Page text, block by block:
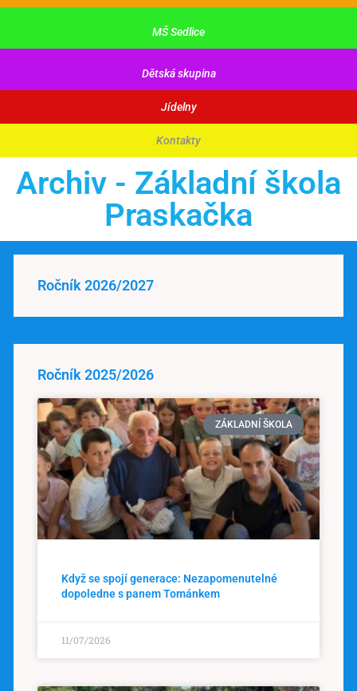
MŠ Sedlice
Dětská skupina
Jídelny
Kontakty
Archiv - Základní škola
Praskačka
Ročník 2026/2027
Ročník 2025/2026
ZÁKLADNÍ ŠKOLA
Když se spojí generace: Nezapomenutelné
dopoledne s panem Tománkem
11/07/2026